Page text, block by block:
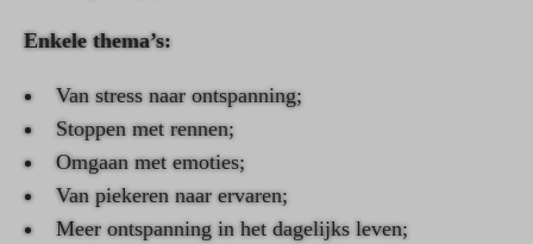
Enkele thema’s:
Van stress naar ontspanning;
Stoppen met rennen;
Omgaan met emoties;
Van piekeren naar ervaren;
Meer ontspanning in het dagelijks leven;